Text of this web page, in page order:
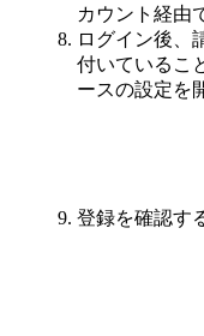
カウント経由
ログイン後、
付いているこ
ースの設定を
登録を確認す